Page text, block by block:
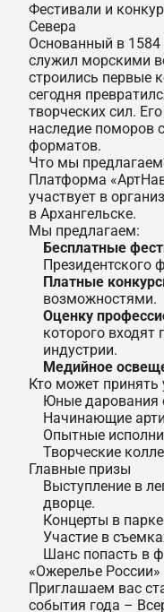
Фестивали и
Севера
Основанный в 1584
служил морскими
строились первые
сегодня
творческих сил.
наследие поморов
форматов.
Что мы
Платформа
участвует в
в Архангельске.
Мы предлагаем:
Бесплатные
Президентского
Платные
возможностями.
Оценку
которого входят
индустрии.
Медийное
Кто может принять
Юные дарования
Начинающие
Опытные
Творческие
Главные призы
Выступление в
дворце.
Концерты в
Участие в
Шанс попасть в
«Ожерелье России»
Приглашаем вас
события года –